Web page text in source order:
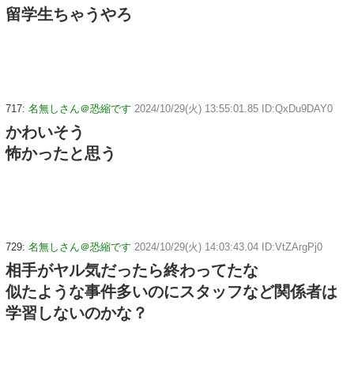
留学生ちゃうやろ
717: 名無しさん＠恐縮です 2024/10/29(火) 13:55:01.85 ID:QxDu9DAY0
かわいそう
怖かったと思う
729: 名無しさん＠恐縮です 2024/10/29(火) 14:03:43.04 ID:VtZArgPj0
相手がヤル気だったら終わってたな
似たような事件多いのにスタッフなど関係者は
学習しないのかな？